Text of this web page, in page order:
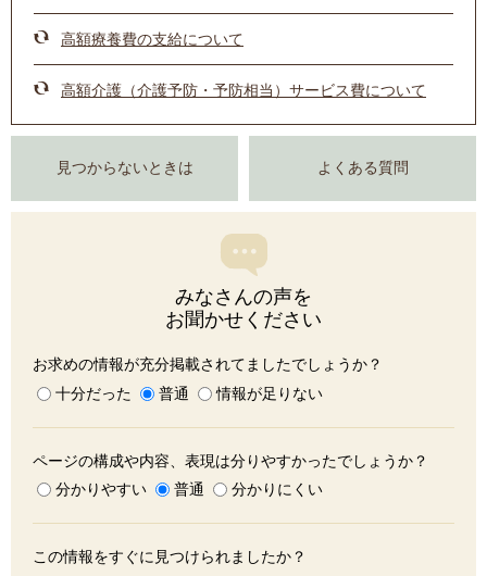
高額療養費の支給について
高額介護（介護予防・予防相当）サービス費について
見つからないときは よくある質問
みなさんの声を
お聞かせください
お求めの情報が充分掲載されてましたでしょうか？
十分だった
普通 情報が足りない
ページの構成や内容、表現は分りやすかったでしょうか？
分かりやすい
普通 分かりにくい
この情報をすぐに見つけられましたか？